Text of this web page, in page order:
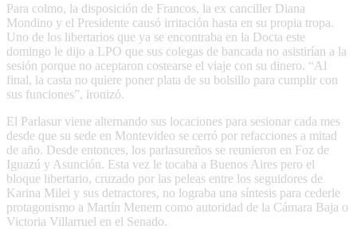
Para colmo, la disposición de Francos, la ex canciller Diana
Mondino y el Presidente causó irritación hasta en su propia tropa.
Uno de los libertarios que ya se encontraba en la Docta este
domingo le dijo a LPO que sus colegas de bancada no asistirían a la
sesión porque no aceptaron costearse el viaje con su dinero. “Al
final, la casta no quiere poner plata de su bolsillo para cumplir con
sus funciones”, ironizó.
El Parlasur viene alternando sus locaciones para sesionar cada mes
desde que su sede en Montevideo se cerró por refacciones a mitad
de año. Desde entonces, los parlasureños se reunieron en Foz de
Iguazú y Asunción. Esta vez le tocaba a Buenos Aires pero el
bloque libertario, cruzado por las peleas entre los seguidores de
Karina Milei y sus detractores, no lograba una síntesis para cederle
protagonismo a Martín Menem como autoridad de la Cámara Baja o
Victoria Villarruel en el Senado.